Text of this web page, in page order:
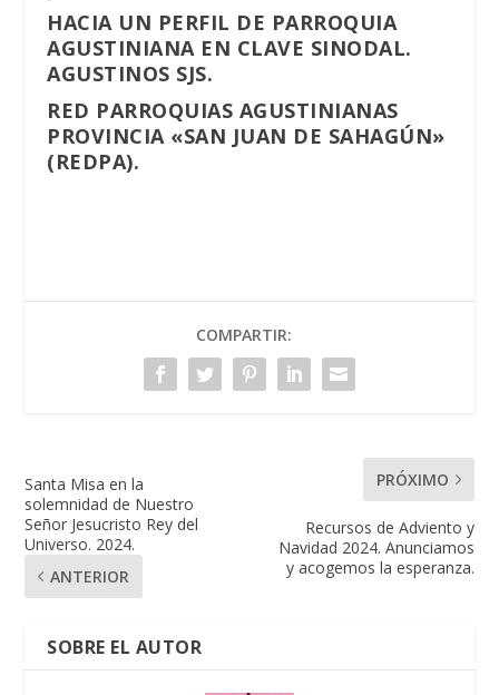
HACIA UN PERFIL DE PARROQUIA
AGUSTINIANA EN CLAVE SINODAL.
AGUSTINOS SJS.
RED PARROQUIAS AGUSTINIANAS
PROVINCIA «SAN JUAN DE SAHAGÚN»
(REDPA).
COMPARTIR:
Santa Misa en la
solemnidad de Nuestro
Señor Jesucristo Rey del
Universo. 2024.
ANTERIOR
PRÓXIMO
Recursos de Adviento y
Navidad 2024. Anunciamos
y acogemos la esperanza.
SOBRE EL AUTOR